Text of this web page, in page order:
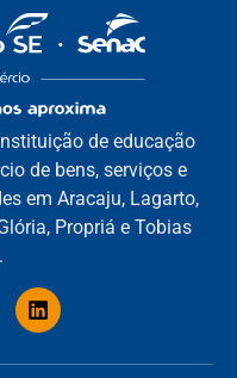
de educação
de bens, serviços e
em Aracaju, Lagarto,
Propriá e Tobias